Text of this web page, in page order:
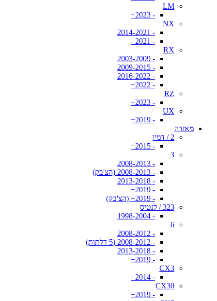
LM
- 2023+
NX
- 2014-2021
- 2021+
RX
- 2003-2009
- 2009-2015
- 2016-2022
- 2022+
RZ
- 2023+
UX
- 2019+
מאזדה
2 / דמיו
- 2015+
3
- 2008-2013
- 2008-2013 (הצ'בק)
- 2013-2018
- 2019+
- 2019+ (הצ'בק)
323 / לנטיס
- 1998-2004
6
- 2008-2012
- 2008-2012 (5 דלתות)
- 2013-2018
- 2019+
CX3
- 2014+
CX30
- 2019+